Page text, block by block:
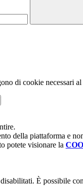
di cookie necessari
della piattaforma e
potete visionare la
È possibile